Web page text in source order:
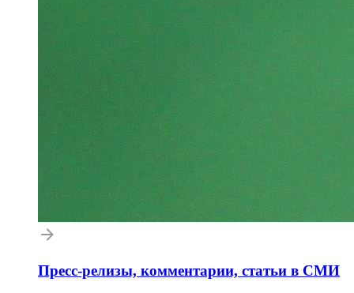
Пресс-релизы, комментарии, статьи в СМИ